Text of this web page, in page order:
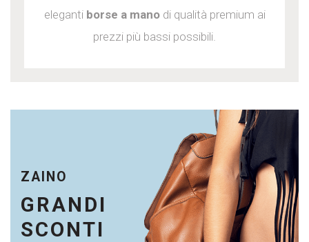
eleganti borse a mano di qualità premium ai
prezzi più bassi possibili.
ZAINO
GRANDI
SCONTI